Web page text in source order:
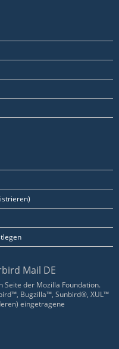
Mail DE
Seite der Mozilla Foundation.
Bugzilla™, Sunbird®, XUL™
eingetragene